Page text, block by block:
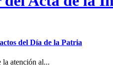
del Día de la Patria
atención al...